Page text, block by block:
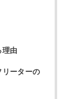
理由
リーターの